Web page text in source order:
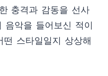
충격과 감동을 선사
음악을 들어보신 적이
떤 스타일일지 상상해